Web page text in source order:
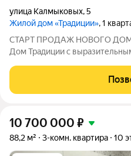
улица Калмыковых,5
Жилой дом «Традиции», 1
СТАРТ ПРОДАЖ НОВОГО
Дом Традиции с
газовым отоплением и
расположен в богатом
10 700 000 ₽
88,2 м² 3-комн. квартира 10